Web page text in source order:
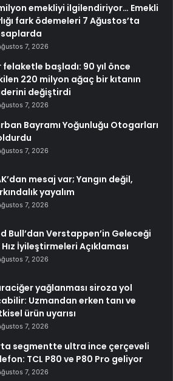
emekliyi ilgilendiriyor… Emekli
fark ödemeleri 7 Ağustos’ta
7, 2026
felaketle başladı: 90 yıl önce
220 milyon ağaç bir kıtanın
değiştirdi
7, 2026
Bayramı Yoğunluğu Otogarları
7, 2026
mesaj var; Yangın değil,
yayalım
7, 2026
Bull’dan Verstappen’in Geleceği
İyileştirmeleri Açıklaması
7, 2026
yağlanması siroza yol
Uzmandan erken tanı ve
ürün uyarısı
7, 2026
segmentte ultra ince çerçeveli
TCL P80 ve P80 Pro geliyor
7, 2026